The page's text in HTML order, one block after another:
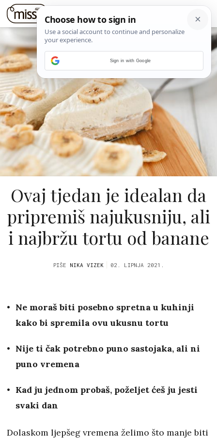
Ovaj tjedan je idealan da
pripremiš najukusniju, ali
i najbržu tortu od banane
PIŠE NIKA VIZEK 02. LIPNJA 2021.
Ne moraš biti posebno spretna u kuhinji
kako bi spremila ovu ukusnu tortu
Nije ti čak potrebno puno sastojaka, ali ni
puno vremena
Kad ju jednom probaš, poželjet ćeš ju jesti
svaki dan
Dolaskom ljepšeg vremena želimo što manje biti
Sign in with Google